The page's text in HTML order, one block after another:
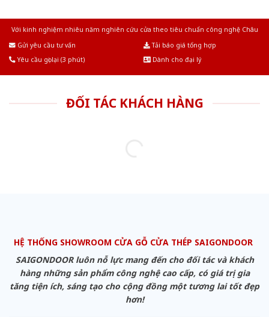
Với kinh nghiệm nhiêu năm nghiên cứu cửa theo tiêu chuẩn công nghệ Châu
Gửi yêu cầu tư vấn
Tải báo giá tổng hợp
Yêu cầu gọi lại (3 phút)
Dành cho đại lý
ĐỐI TÁC KHÁCH HÀNG
HỆ THỐNG SHOWROOM CỬA GỖ CỬA THÉP SAIGONDOOR
SAIGONDOOR luôn nỗ lực mang đến cho đối tác và khách
hàng những sản phẩm công nghệ cao cấp, có giá trị gia
tăng tiện ích, sáng tạo cho cộng đồng một tương lai tốt đẹp
hơn!